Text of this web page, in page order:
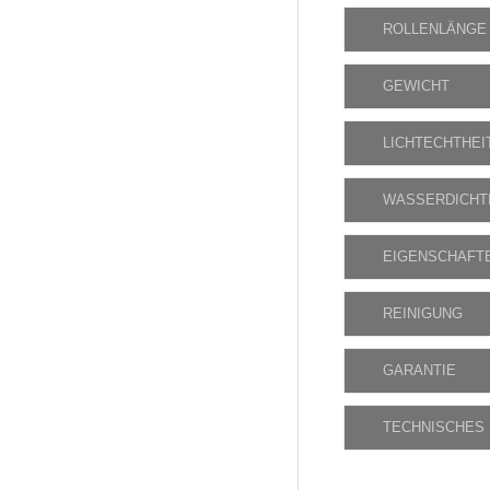
ROLLENLÄNGE
GEWICHT
REINIGUNG
GARANTIE
TECHNISCHES